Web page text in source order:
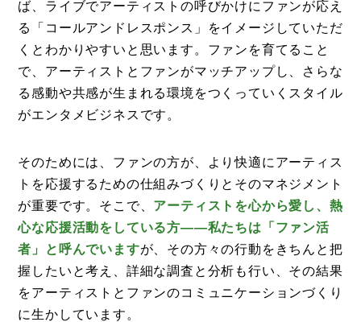
ば、ライブでアーティストの呼びかけにファンが応え
る「コールアンドレスポンス」をイメージしていただ
くとわかりやすいと思います。ファンを育てること
で、アーティストとファンがマッチアップし、さらな
る感動や共感が生まれる環境をつくっていくスタイル
がエンタメビジネスです。
そのためには、ファンの方が、より快適にアーティス
トを応援するための仕組みづくりとそのマネジメント
が重要です。そこで、 アーティストを心から愛し、熱
心な応援活動をしている方——私たちは「ファン活
者」と呼んでいますが、その方々の行動をきちんと把
握したいと考え、詳細な調査と分析も行い、その結果
をアーティストとファンのコミュニケーションづくり
に生かしています。